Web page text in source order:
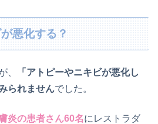
悪化する？
、
「アトピーやニキビが悪化し
られませんでした。
炎の患者さん60名にレストラダ